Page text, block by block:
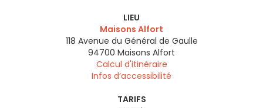
LIEU
Maisons Alfort
118 Avenue du Général de Gaulle
94700 Maisons Alfort
Calcul d'itinéraire
Infos d’accessibilité
TARIFS